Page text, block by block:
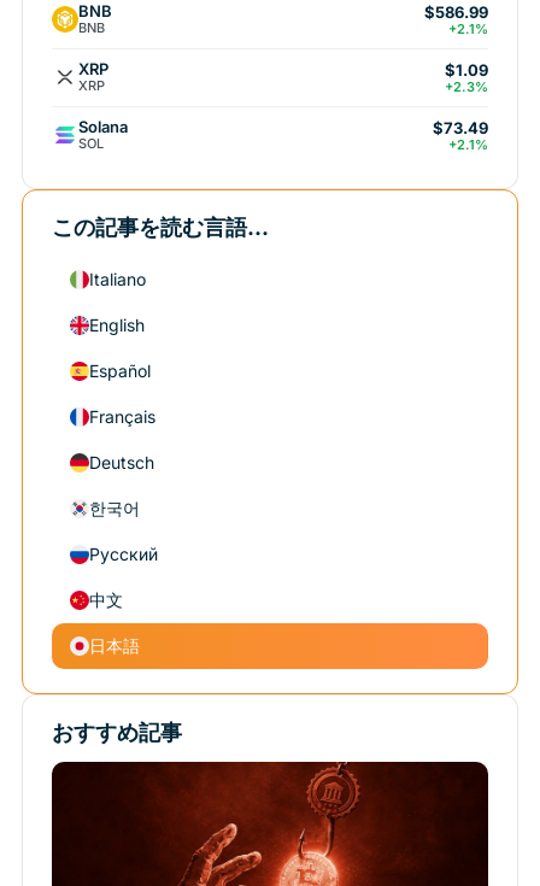
BNB
BNB
$586.99
+2.1%
XRP
XRP
$1.09
+2.3%
Solana
SOL
$73.49
+2.1%
この記事を読む言語...
Italiano
English
Español
Français
Deutsch
한국어
Русский
中文
日本語
おすすめ記事